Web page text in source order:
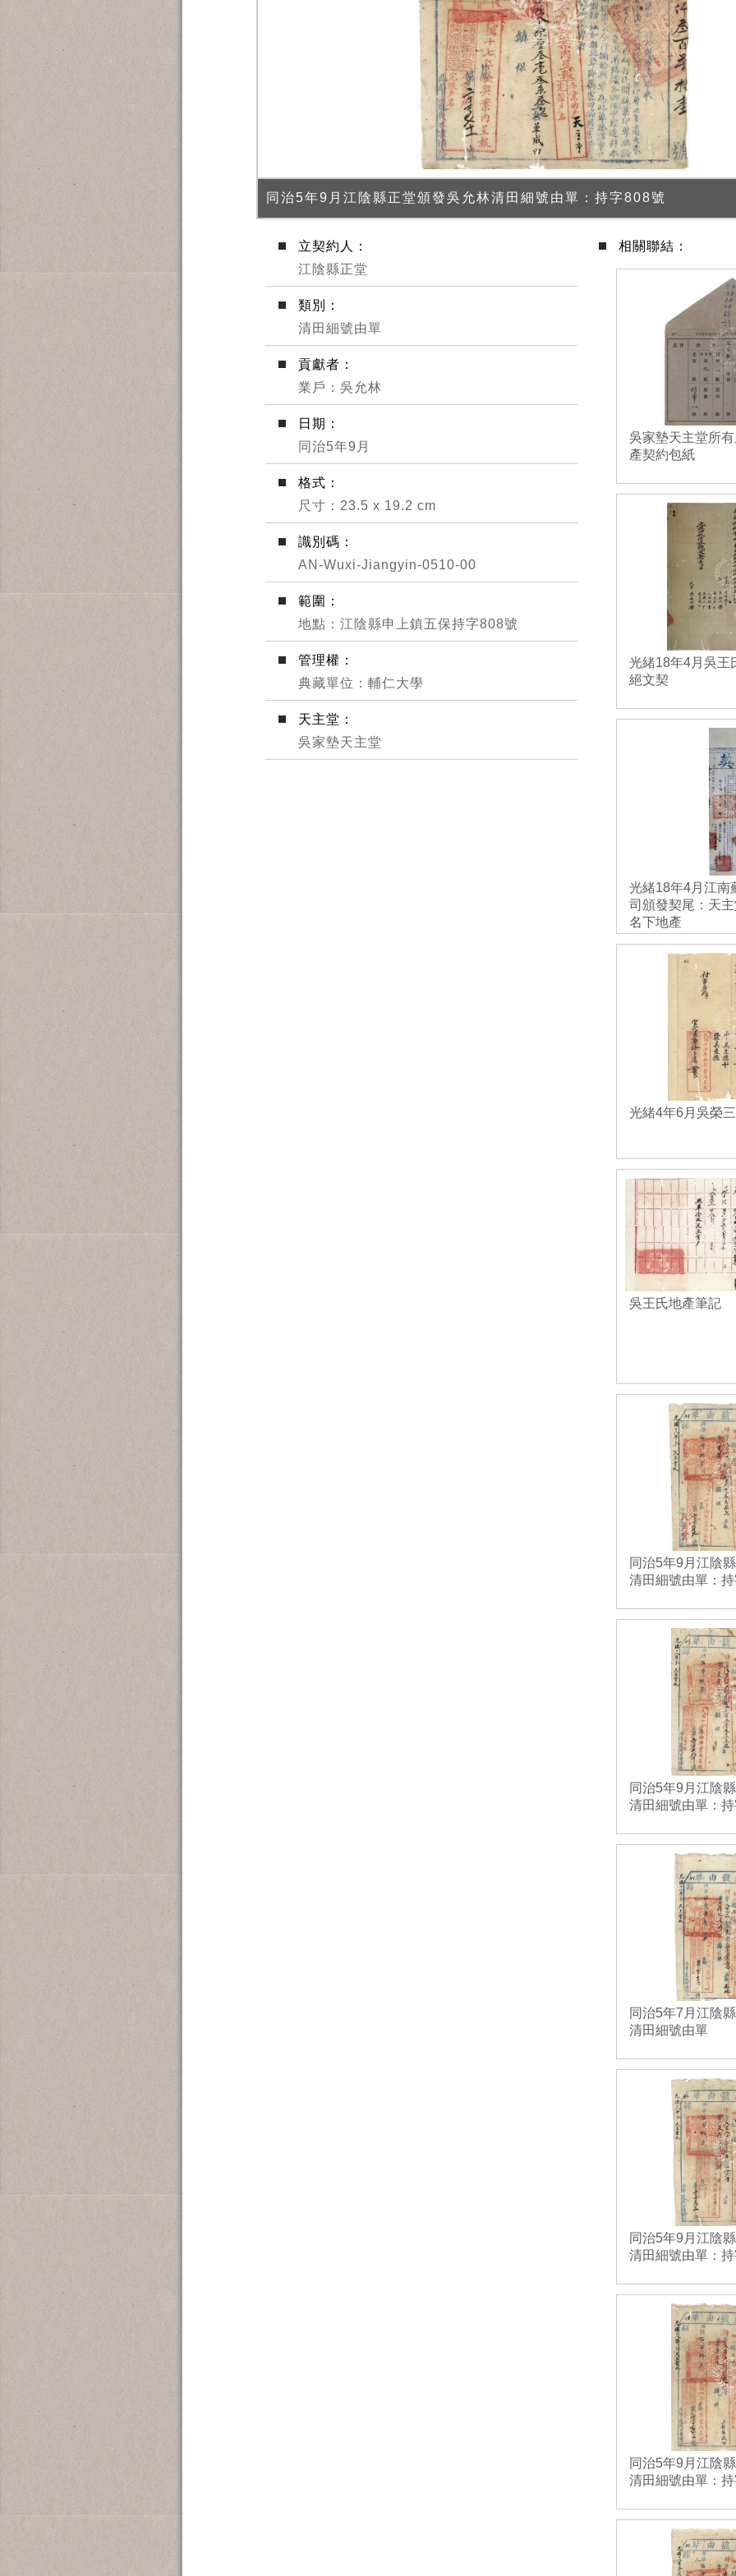
同治5年9月江陰縣正堂頒發吳允林清田細號由單：持字808號
立契約人：
江陰縣正堂
類別：
清田細號由單
貢獻者：
業戶：吳允林
日期：
同治5年9月
格式：
尺寸：23.5 x 19.2 cm
識別碼：
AN-Wuxi-Jiangyin-0510-00
範圍：
地點：江陰縣申上鎮五保持字808號
管理權：
典藏單位：輔仁大學
天主堂：
吳家墊天主堂
相關聯結：
吳家墊天主堂所
產契約包紙
光緒18年4月吳王
絕文契
光緒18年4月江南
司頒發契尾：天
名下地產
光緒4年6月吳榮
吳王氏地產筆記
同治5年9月江陰
清田細號由單：
同治5年9月江陰
清田細號由單：
同治5年7月江陰
清田細號由單
同治5年9月江陰
清田細號由單：
同治5年9月江陰
清田細號由單：